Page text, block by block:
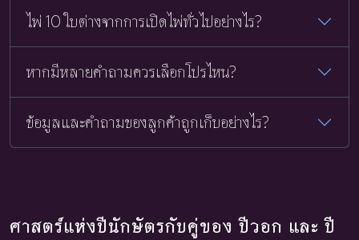
ไพ่ 10 ใบต่างจากการเปิดไพ่ทั่วไปอย่างไร?
หากมีหลายคำถามควรเลือกโปรไหน?
ข้อมูลและคำถามของลูกค้าถูกเก็บอย่างไร?
ศาสตร์แห่งปีนักษัตรกับคู่ของ ปีวอก และ ปี